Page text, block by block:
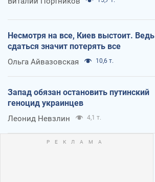
Несмотря на все, Киев выстоит. Ведь
сдаться значит потерять все
Ольга Айвазовская 10,6 т.
Запад обязан остановить путинский
геноцид украинцев
Леонид Невзлин 4,1 т.